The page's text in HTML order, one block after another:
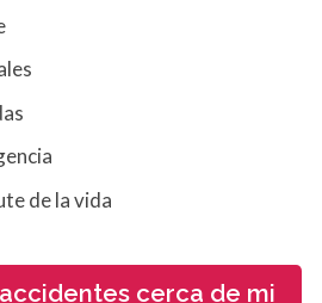
de la vida
cerca de mi